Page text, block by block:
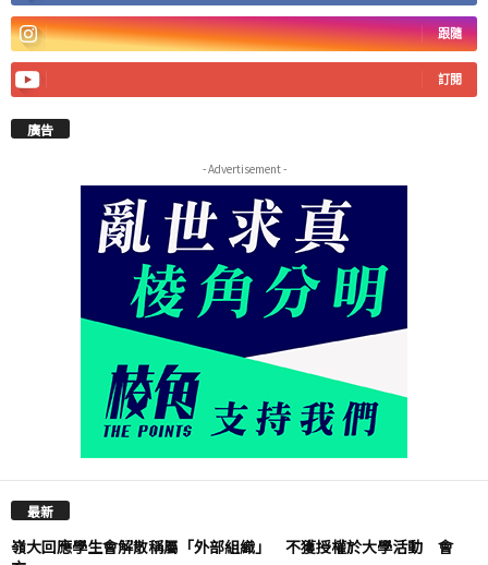
跟隨
訂閱
廣告
- Advertisement -
最新
嶺大回應學生會解散稱屬「外部組織」 不獲授權於大學活動 會